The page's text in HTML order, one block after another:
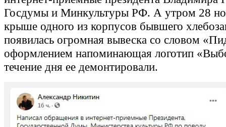
Госдумы и Минкультуры РФ. А утром 28
крыше одного из корпусов бывшего
появилась огромная вывеска со словом
оформлением напоминающая логотип
течение дня ее демонтировали.